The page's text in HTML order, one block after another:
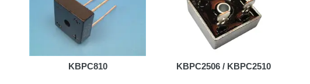
KBPC810 KBPC2506 / KBPC2510